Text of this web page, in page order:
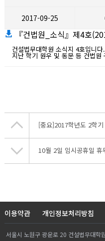
2017-09-25
『건법원_소식』제4호
건설법무대학원 소식지 4호입니다.
지난 학기 원우 및 동문 등 건법원
[중요]2017학년도 2학
10월 2일 임시공휴일 휴
이용약관 개인정보처리방침
서울시 노원구 광운로 20 건설법무대